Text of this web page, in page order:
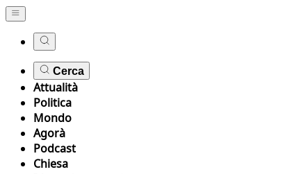
Cerca
Attualità
Politica
Mondo
Agorà
Podcast
Chiesa